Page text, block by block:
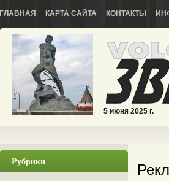
ГЛАВНАЯ КАРТА САЙТА КОНТАКТЫ
5 июня 2025 г.
Рубрики